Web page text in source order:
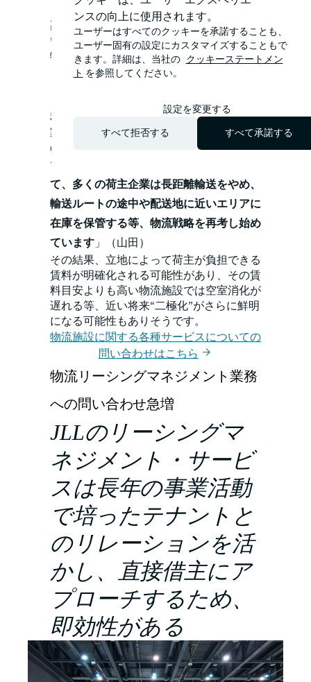
レ、急増する物流需要、エネルギー価格の
高騰等を背景に物流コストの上昇傾向が続
いている中、2024年問題等の影響もあって
物流業者が長距離等の一部輸送業務に対応
しない時代が将来的に訪れる可能性が高ま
「物流コストに占める地代・賃料は1-2割
程度ですが、輸配送費は5割程度。地代・
家賃が多少増えても輸配送費を削減できる
のであれば物流コスト全体を抑えることが
できます。そのため、
て、多くの荷主企業は長距離輸送をやめ、
輸送ルートの途中や配送地に近いエリアに
在庫を保管する等、物流戦略を再考し始め
ています」（山田）
その結果、立地によって荷主が負担できる
賃料が明確化される可能性があり、その賃
料目安よりも高い物流施設では空室消化が
遅れる等、近い将来“二極化”がさらに鮮明
になる可能性もありそうです。
物流施設に関する各種サービスについての
問い合わせはこちら
物流リーシングマネジメント業務
への問い合わせ急増
JLLのリーシングマ
ネジメント・サービ
スは長年の事業活動
で培ったテナントと
のリレーションを活
かし、直接借主にア
プローチするため、
即効性がある
ンスの向上に使用されます。
ユーザーはすべてのクッキーを承諾することも、
ユーザー固有の設定にカスタマイズすることもで
きます。詳細は、当社の クッキーステートメン
ト を参照してください。
設定を変更する
すべて拒否する
すべて承諾する